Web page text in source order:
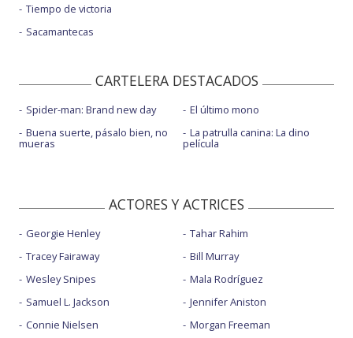
Tiempo de victoria
Sacamantecas
CARTELERA DESTACADOS
Spider-man: Brand new day
Buena suerte, pásalo bien, no
mueras
El último mono
La patrulla canina: La dino
película
ACTORES Y ACTRICES
Georgie Henley
Tracey Fairaway
Wesley Snipes
Samuel L. Jackson
Connie Nielsen
Tahar Rahim
Bill Murray
Mala Rodríguez
Jennifer Aniston
Morgan Freeman